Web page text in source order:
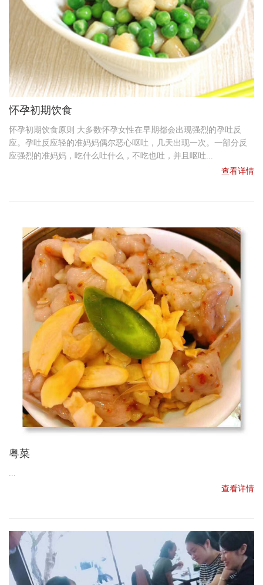
怀孕初期饮食
怀孕初期饮食原则 大多数怀孕女性在早期都会出现强烈的孕吐反
应。孕吐反应轻的准妈妈偶尔恶心呕吐，几天出现一次。一部分反
应强烈的准妈妈，吃什么吐什么，不吃也吐，并且呕吐...
查看详情
粤菜
查看详情